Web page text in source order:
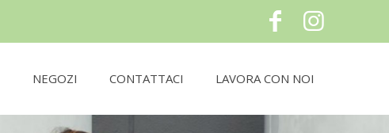
NEGOZI CONTATTACI LAVORA CON NOI